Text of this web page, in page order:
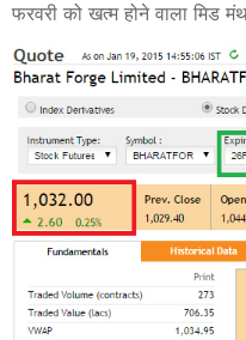
फरवरी को खत्म होने वाला मिड